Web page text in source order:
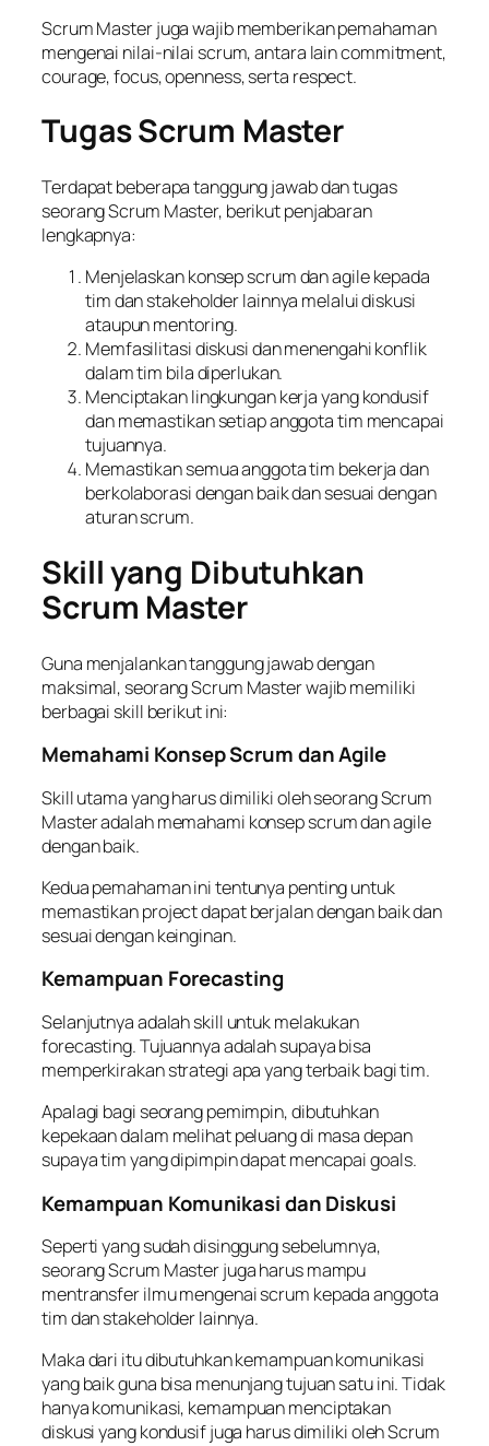
Scrum Master juga wajib memberikan pemahaman
mengenai nilai-nilai scrum,antara laincommitment,
courage, focus, openness,serta respect.
Tugas Scrum Master
Terdapat beberapa tanggung jawab dan tugas
seorang Scrum Master, berikut penjabaran
lengkapnya:
Menjelaskan konsepscrumdanagilekepada
tim danstakeholderlainnya melalui diskusi
ataupunmentoring.
Memfasilitasi diskusi dan menengahi konflik
dalam tim bila diperlukan.
Menciptakan lingkungan kerja yang kondusif
dan memastikan setiap anggota tim mencapai
tujuannya.
Memastikan semua anggota tim bekerja dan
berkolaborasi dengan baik dan sesuai dengan
aturanscrum.
Skill yang Dibutuhkan
Scrum Master
Guna menjalankan tanggung jawab dengan
maksimal, seorang Scrum Master wajib memiliki
berbagai skill berikut ini:
Memahami Konsep Scrum dan Agile
Skillutama yang harus dimiliki oleh seorang Scrum
Master adalah memahami konsepscrumdanagile
dengan baik.
Kedua pemahaman ini tentunya penting untuk
memastikanprojectdapat berjalan dengan baik dan
sesuai dengan keinginan.
Kemampuan Forecasting
Selanjutnya adalahskill untuk melakukan
forecasting. Tujuannya adalah supaya bisa
memperkirakan strategi apa yang terbaik bagi tim.
Apalagi bagi seorang pemimpin, dibutuhkan
kepekaan dalam melihat peluang di masa depan
supaya tim yang dipimpin dapat mencapaigoals.
Kemampuan Komunikasi dan Diskusi
Seperti yang sudah disinggung sebelumnya,
seorang Scrum Master juga harus mampu
mentransfer ilmu mengenaiscrum kepada anggota
tim dan stakeholder lainnya.
Maka dari itu dibutuhkan kemampuan komunikasi
yang baik guna bisa menunjang tujuan satu ini. Tidak
hanya komunikasi, kemampuan menciptakan
diskusi yang kondusif juga harus dimiliki oleh Scrum